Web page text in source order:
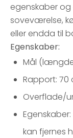
egenskaber og
soveværelse,
eller endda til
Egenskaber:
Mål (længde
Rapport: 70
Overflade/
kan fjernes